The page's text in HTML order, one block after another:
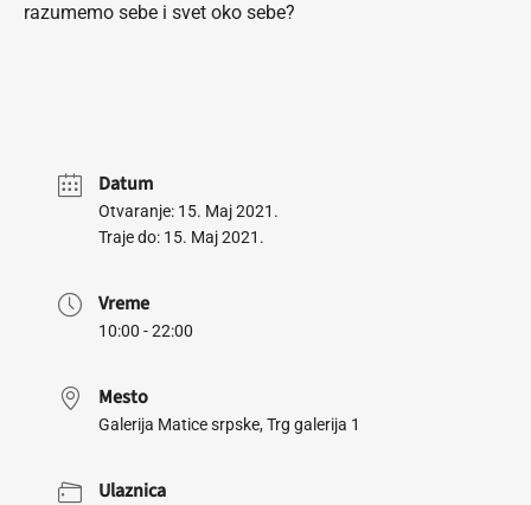
razumemo sebe i svet oko sebe?
Datum
Otvaranje: 15. Maj 2021.
Traje do: 15. Maj 2021.
Vreme
10:00 - 22:00
Mesto
Galerija Matice srpske, Trg galerija 1
Ulaznica